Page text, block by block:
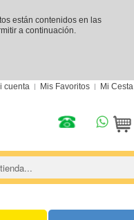
están contenidos en las
a continuación.
cuenta Mis Favoritos Mi Cesta